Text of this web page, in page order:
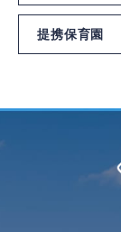
提携保育園